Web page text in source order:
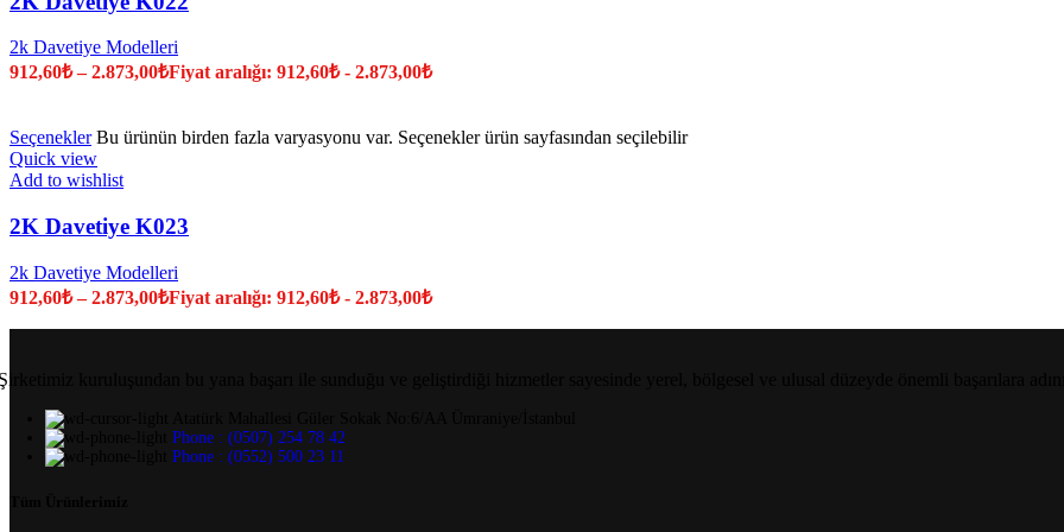
2k Davetiye Modelleri
912,60₺ –2.873,00₺Fiyat aralığı: 912,60₺ - 2.873,00₺
Seçenekler Bu ürünün birden fazla varyasyonu var. Seçenekler ürün sayfasından seçilebilir
Quick view
Add to wishlist
2K Davetiye K023
2k Davetiye Modelleri
912,60₺ –2.873,00₺Fiyat aralığı: 912,60₺ - 2.873,00₺
kuruluşundan bu yana başarı ile sunduğu ve geliştirdiği hizmetler sayesinde yerel, bölgesel ve ulusal düzeyde önemli başarılara
Phone : (0507) 254 78 42
Phone : (0552) 500 23 11